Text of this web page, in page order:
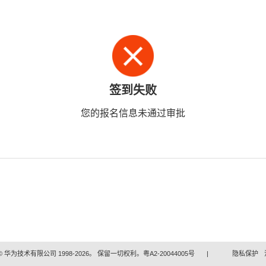
签到失败
您的报名信息未通过审批
华为技术有限公司 1998-2026。 保留一切权利。粤A2-20044005号 | 隐私保护